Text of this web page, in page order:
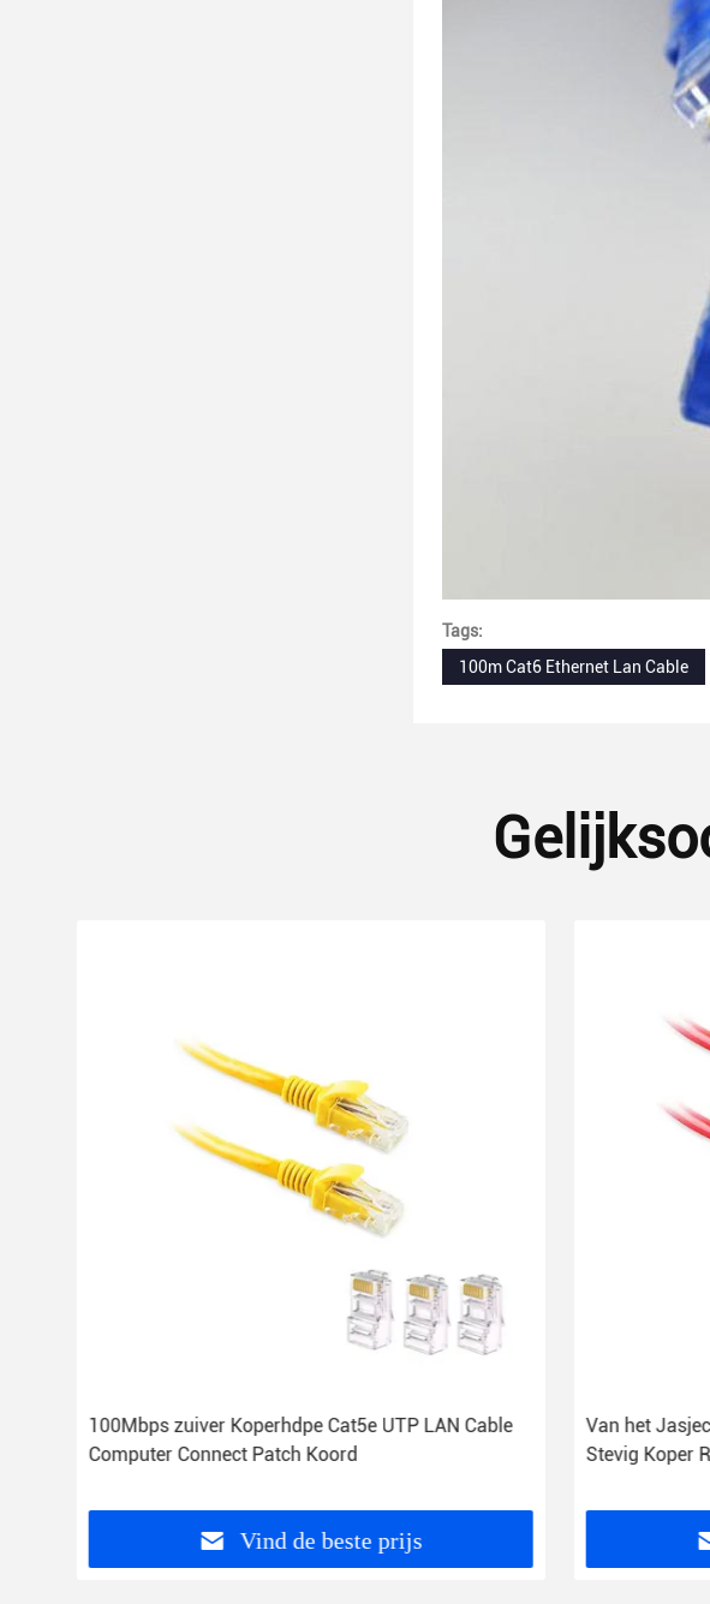
Tags:
100m Cat6 Ethernet Lan Cable
100Mbps zuiver Koperhdpe Cat5e UTP LAN Cable
Computer Connect Patch Koord
Vind de beste prijs
Van het
Stevig Koper